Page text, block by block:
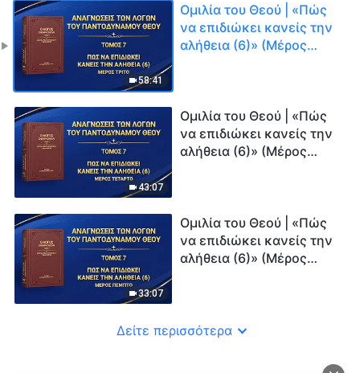
58:41
Ομιλία του Θεού | «Πώς
να επιδιώκει κανείς την
αλήθεια (6)» (Μέρος
43:07
Ομιλία του Θεού | «Πώς
να επιδιώκει κανείς την
αλήθεια (6)» (Μέρος
33:07
Ομιλία του Θεού | «Πώς
να επιδιώκει κανείς την
αλήθεια (6)» (Μέρος
Δείτε περισσότερα